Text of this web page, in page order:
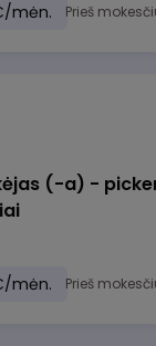
mėn. Prieš
(-a) -
mėn. Prieš